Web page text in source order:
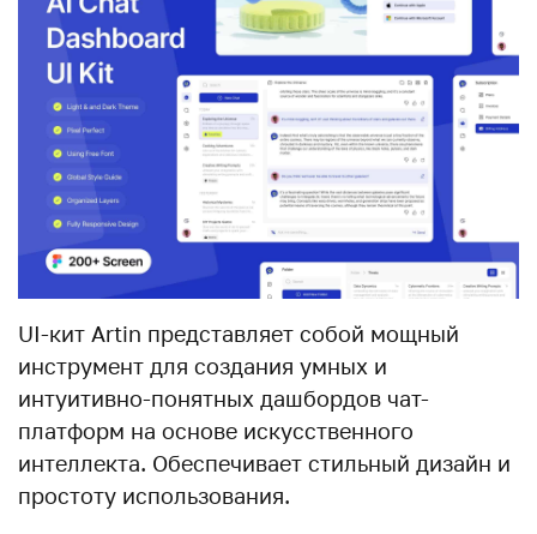
UI-кит Artin представляет собой мощный
инструмент для создания умных и
интуитивно-понятных дашбордов чат-
платформ на основе искусственного
интеллекта. Обеспечивает стильный дизайн и
простоту использования.